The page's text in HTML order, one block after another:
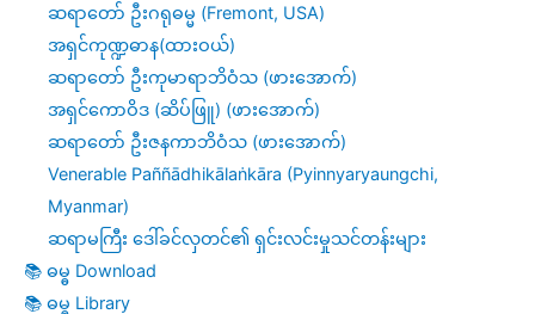
ဆရာတော် ဦးဂရုဓမ္မ (Fremont, USA)
အရှင်ကုဏ္ဍဓာန(ထားဝယ်)
ဆရာတော် ဦးကုမာရာဘိဝံသ (ဖားအောက်)
အရှင်ကောဝိဒ (ဆိပ်ဖြူ) (ဖားအောက်)
ဆရာတော် ဦးဇနကာဘိဝံသ (ဖားအောက်)
Venerable Paññādhikālaṅkāra (Pyinnyaryaungchi,
Myanmar)
ဆရာမကြီး ဒေါ်ခင်လှတင်၏ ရှင်းလင်းမှုသင်တန်းများ
📚 ဓမ္ဓ Download
📚 ဓမ္ဓ Library